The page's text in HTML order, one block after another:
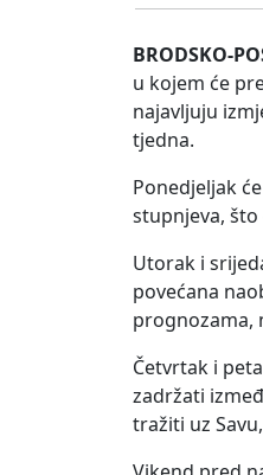
BRODSKO-
u kojem će
najavljuju
tjedna.
Ponedjeljak
stupnjeva,
Utorak i
povećana
prognozama,
Četvrtak i
zadržati
tražiti uz